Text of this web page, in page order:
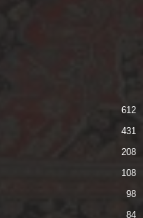
612
431
208
108
98
84